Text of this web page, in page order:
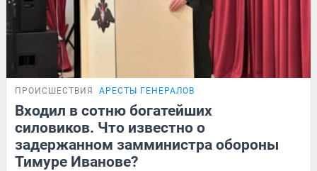
ПРОИСШЕСТВИЯ АРЕСТЫ ГЕНЕРАЛОВ
Входил в сотню богатейших
силовиков. Что известно о
задержанном замминистра обороны
Тимуре Иванове?